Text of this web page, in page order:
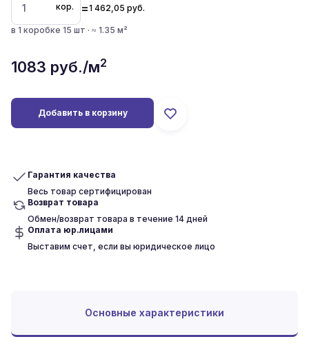
кор. =1 462,05 руб.
в 1 коробке 15 шт · ≈ 1.35 м²
1083 руб./м2
Добавить в корзину
Гарантия качества
Весь товар сертифицирован
Возврат товара
Обмен/возврат товара в течение 14 дней
Оплата юр.лицами
Выставим счет, если вы юридическое лицо
Основные характеристики